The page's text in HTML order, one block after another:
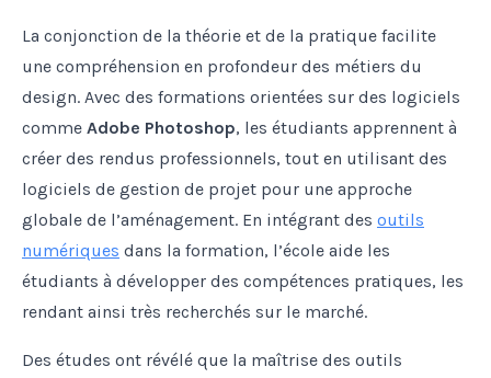
La conjonction de la théorie et de la pratique facilite
une compréhension en profondeur des métiers du
design. Avec des formations orientées sur des logiciels
comme Adobe Photoshop, les étudiants apprennent à
créer des rendus professionnels, tout en utilisant des
logiciels de gestion de projet pour une approche
globale de l’aménagement. En intégrant des outils
numériques dans la formation, l’école aide les
étudiants à développer des compétences pratiques, les
rendant ainsi très recherchés sur le marché.
Des études ont révélé que la maîtrise des outils